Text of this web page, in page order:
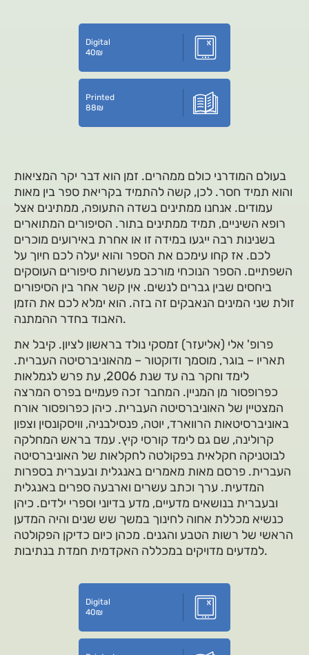
Digital
40₪
Printed
88₪
בעולם המודרני כולם ממהרים. זמן הוא דבר יקר המציאות
והוא תמיד חסר. לכן, קשה להתמיד בקריאת ספר בין מאות
עמודים. אנחנו ממתינים בשדה התעופה, ממתינים אצל
רופא השיניים, תמיד ממתינים בתור. הסיפורים המתוארים
בשנינות רבה ייגעו במידה זו או אחרת באירועים מוכרים
לכם. אז קחו עימכם את הספר והוא יעלה לכם חיוך על
השפתיים. הספר הנוכחי מורכב מעשרות סיפורים העוסקים
ביחסים שבין גברים לנשים. אין קשר אחר בין הסיפורים
זולת שני המינים הנאבקים זה בזה. הוא ימלא לכם את הזמן
האבוד בחדר ההמתנה.
פרופ' אלי (אליעזר) זמסקי נולד בראשון לציון. קיבל את
תאריו – בוגר, מוסמך ודוקטור – מהאוניברסיטה העברית.
לימד וחקר בה עד שנת 2006, עת פרש לגמלאות
כפרופסור מן המניין. המחבר זכה פעמיים בפרס המרצה
המצטיין של האוניברסיטה העברית. כיהן כפרופסור אורח
באוניברסיטאות הרווארד, יוטה, פנסילבניה, וויסקונסין וצפון
קרולינה, שם גם לימד קורסי קיץ. עמד בראש המחלקה
לבוטניקה חקלאית בפקולטה לחקלאות של האוניברסיטה
העברית. פרסם מאות מאמרים באנגלית ובעברית בספרות
המדעית. ערך וכתב עשרים וארבעה ספרים באנגלית
ובעברית בנושאים מדעיים, מדע בדיוני וספרי ילדים. כיהן
כנשיא מכללת אחוה לחינוך במשך שש שנים והיה המדען
הראשי של רשות הטבע והגנים. מכהן כיום כדיקן הפקולטה
למדעים מדויקים במכללה האקדמית חמדת בנתיבות.
Digital
40₪